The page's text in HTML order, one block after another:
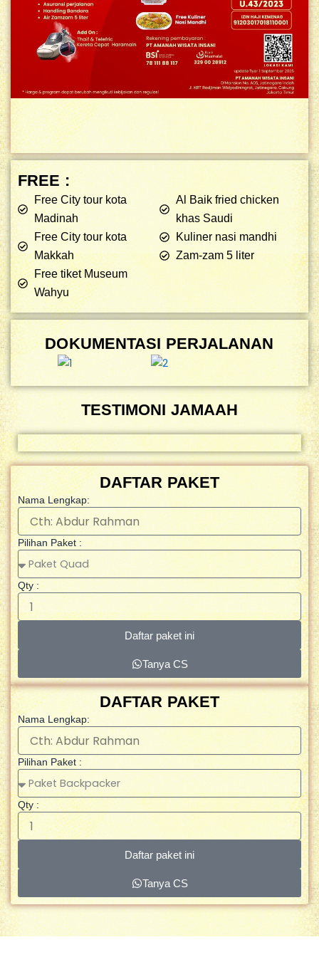
FREE :
Free City tour kota
Madinah
Free City tour kota
Makkah
Free tiket Museum
Wahyu
Al Baik fried chicken
khas Saudi
Kuliner nasi mandhi
Zam-zam 5 liter
DOKUMENTASI PERJALANAN
TESTIMONI JAMAAH
DAFTAR PAKET
Nama Lengkap:
Pilihan Paket :
Qty :
Daftar paket ini
Tanya CS
DAFTAR PAKET
Nama Lengkap:
Pilihan Paket :
Qty :
Daftar paket ini
Tanya CS